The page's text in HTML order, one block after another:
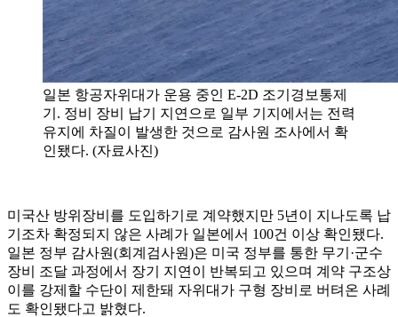
일본 항공자위대가 운용 중인 E-2D 조기경보통제
기. 정비 장비 납기 지연으로 일부 기지에서는 전력
유지에 차질이 발생한 것으로 감사원 조사에서 확
인됐다. (자료사진)
미국산 방위장비를 도입하기로 계약했지만 5년이 지나도록 납
기조차 확정되지 않은 사례가 일본에서 100건 이상 확인됐다.
일본 정부 감사원(회계검사원)은 미국 정부를 통한 무기·군수
장비 조달 과정에서 장기 지연이 반복되고 있으며 계약 구조상
이를 강제할 수단이 제한돼 자위대가 구형 장비로 버텨온 사례
도 확인됐다고 밝혔다.